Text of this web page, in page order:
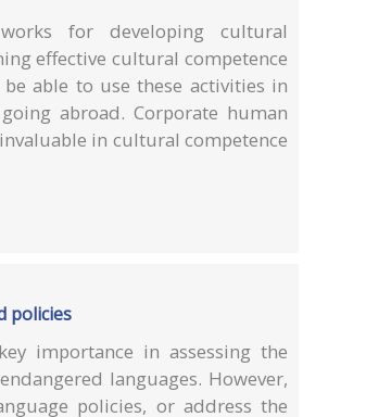
for developing cultural
effective cultural competence
able to use these activities in
abroad. Corporate human
in cultural competence
policies
importance in assessing the
languages. However,
policies, or address the